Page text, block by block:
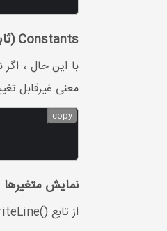
Constants (ثابت ها)
معنی غیرقابل
copy
نمایش متغیرها
از تابع ()WriteLine اغلب برای نمایش مقادیر متغیر در پنجره کنسول استفاده می شود.